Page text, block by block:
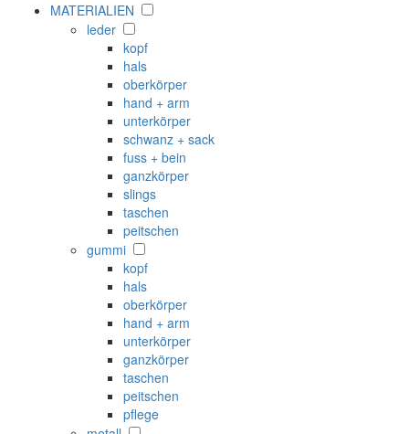
MATERIALIEN
leder
kopf
hals
oberkörper
hand + arm
unterkörper
schwanz + sack
fuss + bein
ganzkörper
slings
taschen
peitschen
gummi
kopf
hals
oberkörper
hand + arm
unterkörper
ganzkörper
taschen
peitschen
pflege